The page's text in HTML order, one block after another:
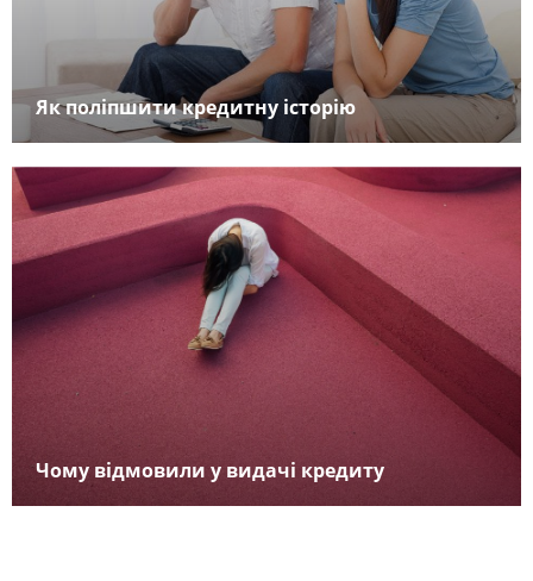
Як поліпшити кредитну історію
Чому відмовили у видачі кредиту